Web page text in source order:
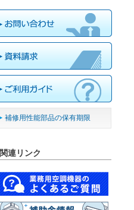
補修用性能部品の保有期限
関連リンク